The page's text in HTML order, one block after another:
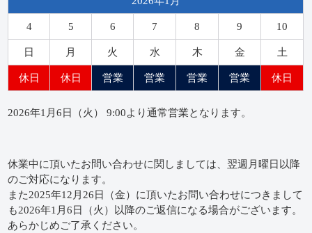
4 5 6 7 8 9 10
日 月 火 水 木 金 土
休日 休日 営業 営業 営業 営業 休日
2026年1月6日（火） 9:00より通常営業となります。
休業中に頂いたお問い合わせに関しましては、翌週月曜日以降
のご対応になります。
また2025年12月26日（金）に頂いたお問い合わせにつきまして
も2026年1月6日（火）以降のご返信になる場合がございます。
あらかじめご了承ください。